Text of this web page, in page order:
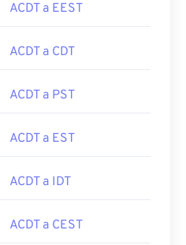
ACDT a EEST
ACDT a CDT
ACDT a PST
ACDT a EST
ACDT a IDT
ACDT a CEST